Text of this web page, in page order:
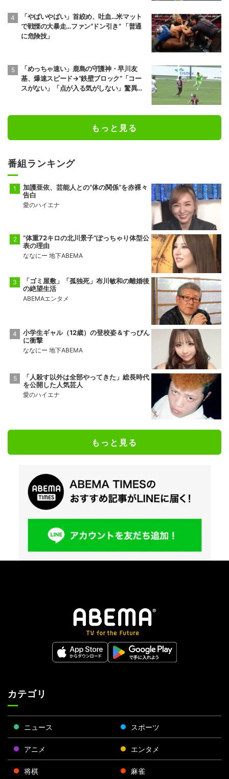
「やばいやばい」首絞め、吐血…米マット
で戦慄の大暴走…ファン“ドン引き” 「普通
に危険技」
「めっちゃ速い」鹿島の守護神・早川友
基、爆速スピード→“鉄壁ブロック”「コー
スがない」「点が入る気がしない」驚異の
もっと見る
番組ランキング
加護亜依、芸能人との“体の関係”を赤裸々
告白
愛のハイエナ
“体重72キロの北川景子”ぽっちゃり体型公
表の理由
ななにー 地下ABEMA
「ゴミ屋敷」「孤独死」布川敏和の離婚後
の絶望生活
ABEMAエンタメ
小学生ギャル（12歳）の登校姿＆すっぴん
に衝撃
ななにー 地下ABEMA
「人殺す以外は全部やってきた」総長時代
を公開した人気芸人
愛のハイエナ
もっと見る
カテゴリ
ニュース スポーツ
アニメ エンタメ
将棋 麻雀